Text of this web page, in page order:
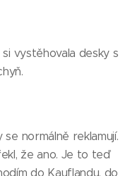
vystěhovala desky s
normálně reklamují.
že ano. Je to teď
do Kauflandu, do